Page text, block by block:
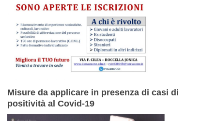
Misure da applicare in presenza di casi di
positività al Covid-19